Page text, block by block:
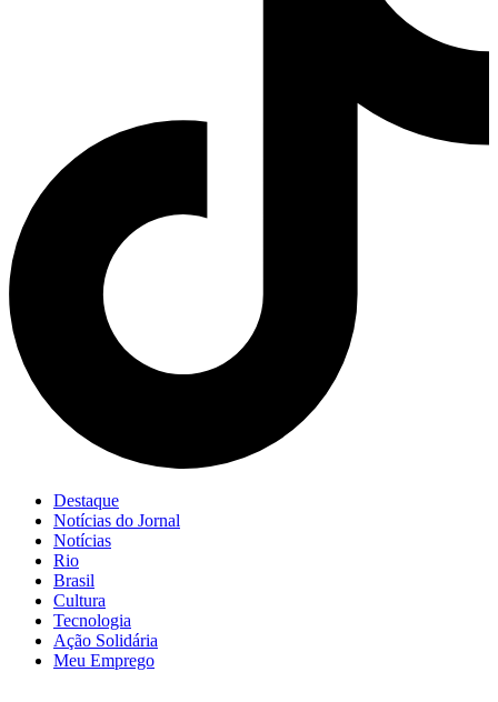
Destaque
Notícias do Jornal
Notícias
Rio
Brasil
Cultura
Tecnologia
Ação Solidária
Meu Emprego